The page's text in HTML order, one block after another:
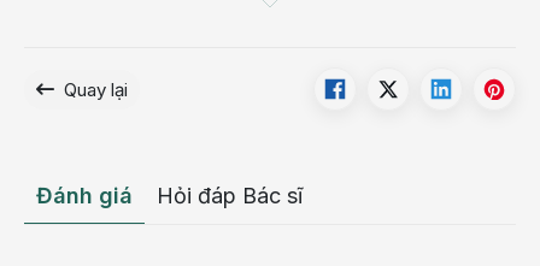
dần khi mẹ hạ sốt và tăng lên khi sốt cao.
theo tuổi thai và loại virus mà mẹ mắc phải, nhưng đều sẽ
Quay lại
Đánh giá Hỏi đáp Bác sĩ